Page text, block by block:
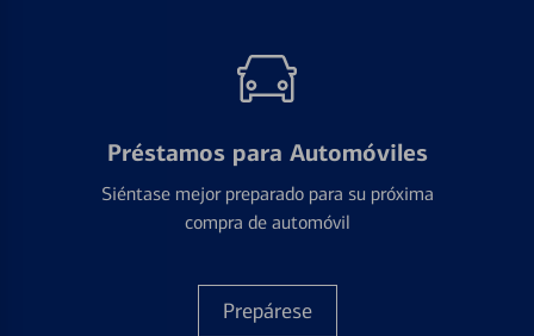
Préstamos para Automóviles
Siéntase mejor preparado para su próxima
compra de automóvil
Prepárese